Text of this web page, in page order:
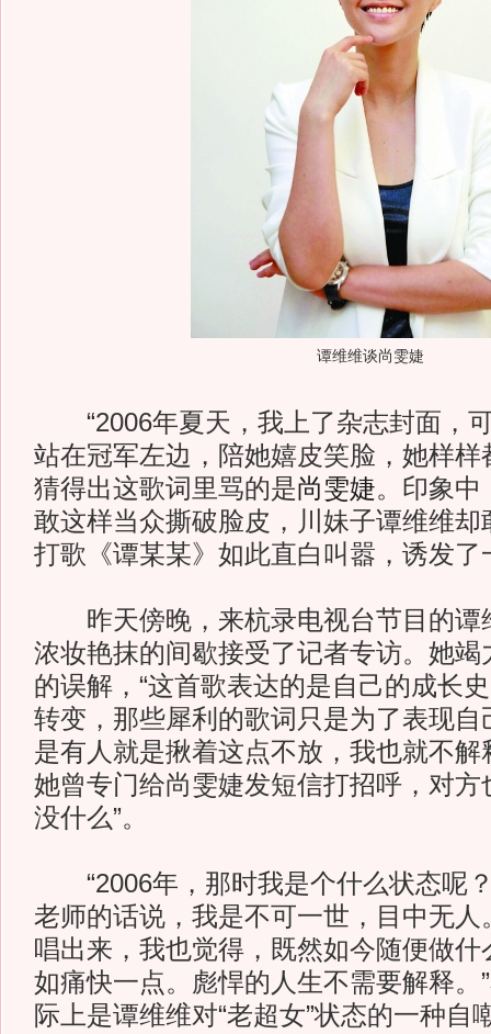
谭维维谈尚雯婕
“2006年夏天，我上了杂志封面，
站在冠军左边，陪她嬉皮笑脸，她样
猜得出这歌词里骂的是尚雯婕。印象中
敢这样当众撕破脸皮，川妹子谭维维却
打歌《谭某某》如此直白叫嚣，诱发了
昨天傍晚，来杭录电视台节目的谭
浓妆艳抹的间歇接受了记者专访。她竭
的误解，“这首歌表达的是自己的成长
转变，那些犀利的歌词只是为了表现自
是有人就是揪着这点不放，我也就不解
她曾专门给尚雯婕发短信打招呼，对方
没什么”。
“2006年，那时我是个什么状态呢
老师的话说，我是不可一世，目中无人
唱出来，我也觉得，既然如今随便做什
如痛快一点。彪悍的人生不需要解释。
际上是谭维维对“老超女”状态的一种自